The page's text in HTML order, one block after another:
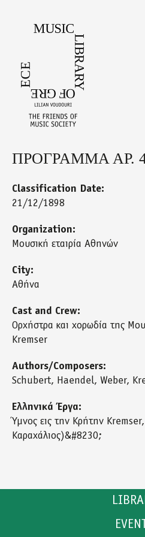
Back
top
ΠΡΟΓΡΑΜΜΑ ΑΡ.
Classification Date:
21/12/1898
Organization:
Μουσική εταιρία Αθηνών
City:
Αθήνα
Cast and Crew:
Ορχήστρα και χορωδία της
Kremser
Authors/Composers:
Schubert, Haendel, Weber,
Ελληνικά Έργα:
Ύμνος εις την Κρήτην
Καραχάλιος)&#8230;